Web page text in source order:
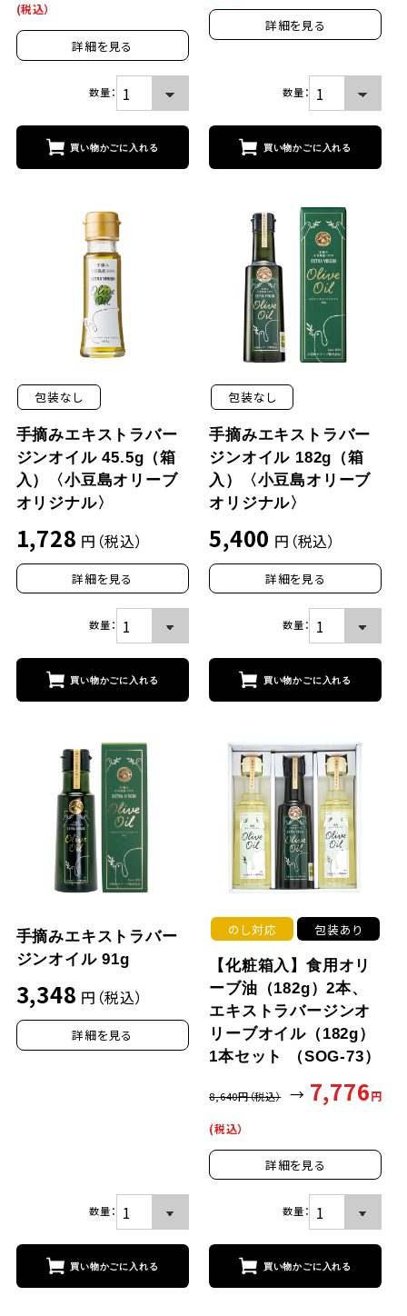
(税込）
詳細を見る
数量：
詳細を見る
数量：
包装なし
手摘みエキストラバー
ジンオイル 45.5g（箱
入）〈小豆島オリーブ
オリジナル〉
1,728 円（税込）
詳細を見る
数量：
包装なし
手摘みエキストラバー
ジンオイル 182g（箱
入）〈小豆島オリーブ
オリジナル〉
5,400 円（税込）
詳細を見る
数量：
手摘みエキストラバー
ジンオイル 91g
3,348 円（税込）
詳細を見る
数量：
のし対応 包装あり
【化粧箱入】食用オリ
ーブ油（182g）2本、
エキストラバージンオ
リーブオイル（182g）
1本セット （SOG-73）
8,640円（税込） → 7,776円
(税込）
詳細を見る
数量：